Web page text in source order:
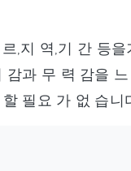
,지 역,기 간 등
과 무 력 감을
필요 가 없 습니